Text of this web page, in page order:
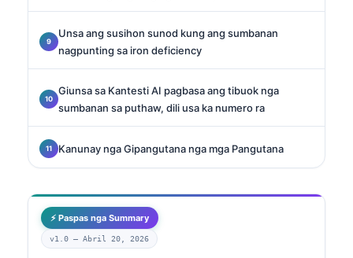
Unsa ang susihon sunod kung ang sumbanan
nagpunting sa iron deficiency
Giunsa sa Kantesti AI pagbasa ang tibuok nga
sumbanan sa puthaw, dili usa ka numero ra
Kanunay nga Gipangutana nga mga Pangutana
⚡ Paspas nga Summary
v1.0 — Abril 20, 2026